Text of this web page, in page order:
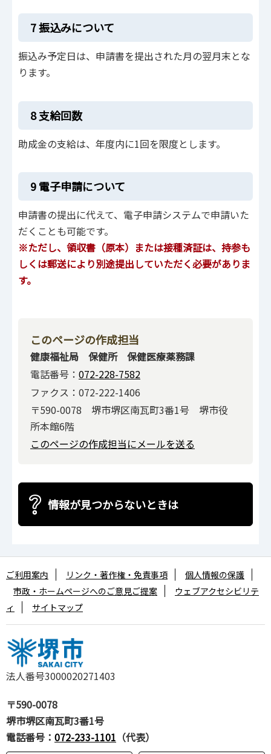
7 振込みについて
振込み予定日は、申請書を提出された月の翌月末とな
ります。
8 支給回数
助成金の支給は、年度内に1回を限度とします。
9 電子申請について
申請書の提出に代えて、電子申請システムで申請いた
だくことも可能です。
※ただし、領収書（原本）または接種済証は、持参も
しくは郵送により別途提出していただく必要がありま
す。
このページの作成担当
健康福祉局 保健所 保健医療薬務課
電話番号： 072-228-7582
ファクス：072-222-1406
〒590-0078 堺市堺区南瓦町3番1号 堺市役
所本館6階
このページの作成担当にメールを送る
情報が見つからないときは
法人番号3000020271403
〒590-0078
堺市堺区南瓦町3番1号
電話番号： 072-233-1101 （代表）
ご利用案内 リンク・著作権・免責事項
個人情報の保護
市政・ホームページへのご意見ご提案
ウェブアクセシビリテ
ィ
サイトマップ